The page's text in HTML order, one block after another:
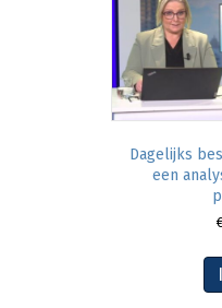
Dagelijks
een
€